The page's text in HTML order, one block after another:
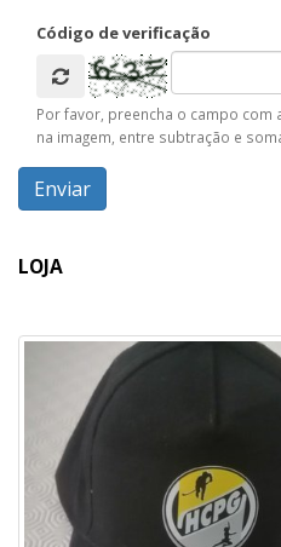
Código de verificação
Por favor, preencha o campo com
na imagem, entre subtração e
LOJA